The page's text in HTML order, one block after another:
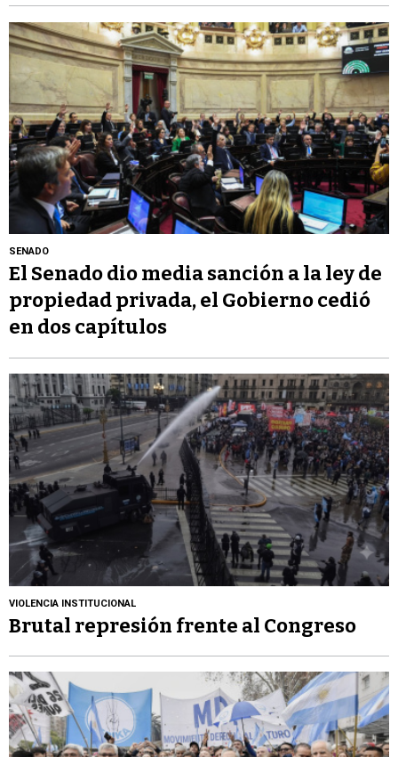
SENADO
El Senado dio media sanción a la ley de
propiedad privada, el Gobierno cedió
en dos capítulos
VIOLENCIA INSTITUCIONAL
Brutal represión frente al Congreso